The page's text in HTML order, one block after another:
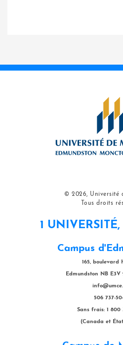
© 2026, Université
Tous droits
1
Campus
165, boulevard
Edmundston NB E3V
506 737-
Sans frais: 1 800
(Canada et